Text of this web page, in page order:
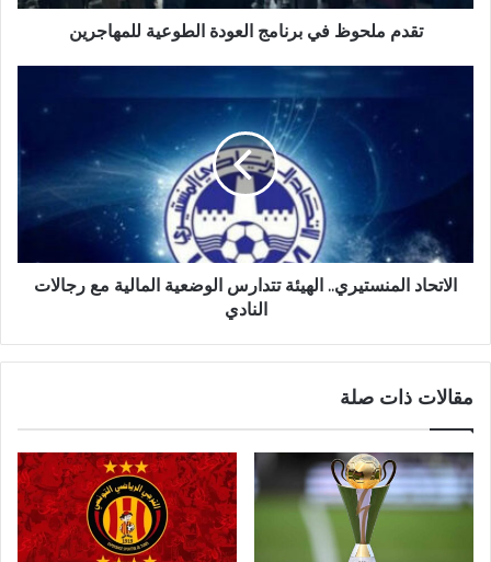
تقدم ملحوظ في برنامج العودة الطوعية للمهاجرين
الاتحاد المنستيري.. الهيئة تتدارس الوضعية المالية مع رجالات
النادي
مقالات ذات صلة